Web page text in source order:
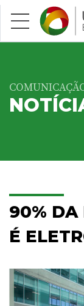
Saltar para
90% DA
É